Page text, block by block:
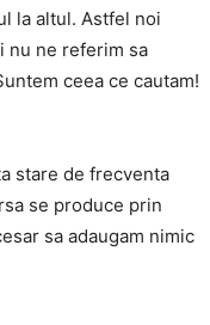
la altul. Astfel noi
nu ne referim sa
ceea ce cautam!
stare de frecventa
se produce prin
sa adaugam nimic